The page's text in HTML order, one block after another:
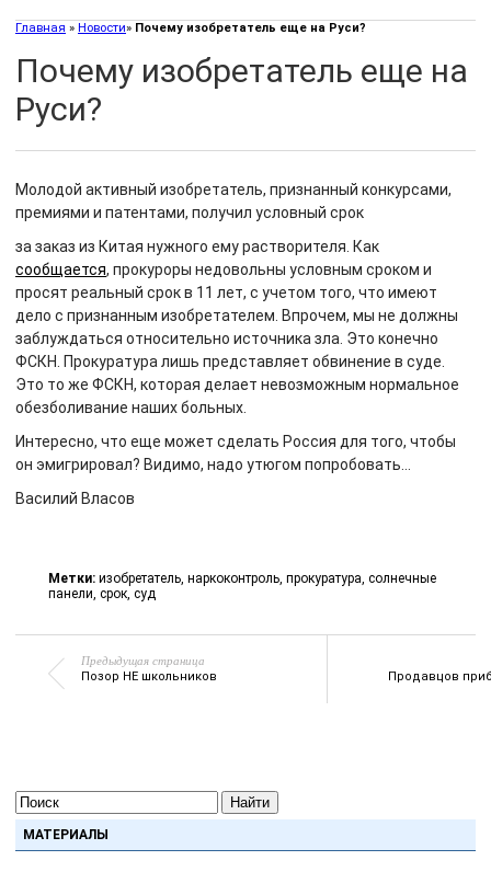
Главная » Новости» Почему изобретатель еще на Руси?
Почему изобретатель еще на
Руси?
Молодой активный изобретатель, признанный конкурсами,
премиями и патентами, получил условный срок
за заказ из Китая нужного ему растворителя. Как
сообщается, прокуроры недовольны условным сроком и
просят реальный срок в 11 лет, с учетом того, что имеют
дело с признанным изобретателем. Впрочем, мы не должны
заблуждаться относительно источника зла. Это конечно
ФСКН. Прокуратура лишь представляет обвинение в суде.
Это то же ФСКН, которая делает невозможным нормальное
обезболивание наших больных.
Интересно, что еще может сделать Россия для того, чтобы
он эмигрировал? Видимо, надо утюгом попробовать…
Василий Власов
Метки: изобретатель, наркоконтроль, прокуратура, солнечные
панели, срок, суд
Предыдущая страница
Позор НЕ школьников Продавцов
Найти
МАТЕРИАЛЫ